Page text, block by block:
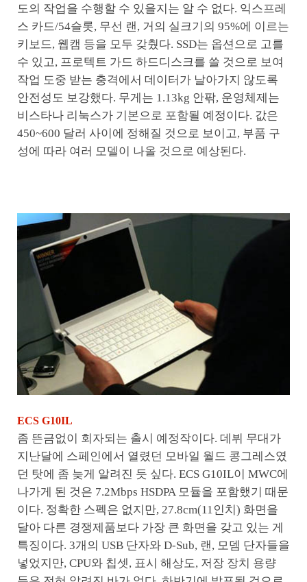
도의 작업을 수행할 수 있을지는 알 수 없다. 익스프레
스 카드/54슬롯, 무선 랜, 거의 실크기의 95%에 이르는
키보드, 웹캠 등을 모두 갖췄다. SSD는 옵션으로 고를
수 있고, 프로텍트 가드 하드디스크를 쓸 것으로 보여
작업 도중 받는 충격에서 데이터가 날아가지 않도록
안전성도 보강했다. 무게는 1.13kg 안팎, 운영체제는
비스타나 리눅스가 기본으로 포함될 예정이다. 값은
450~600 달러 사이에 정해질 것으로 보이고, 부품 구
성에 따라 여러 모델이 나올 것으로 예상된다.
ECS G10IL
좀 뜬금없이 회자되는 출시 예정작이다. 데뷔 무대가
지난달에 스페인에서 열렸던 모바일 월드 콩그레스였
던 탓에 좀 늦게 알려진 듯 싶다. ECS G10IL이 MWC에
나가게 된 것은 7.2Mbps HSDPA 모듈을 포함했기 때문
이다. 정확한 스펙은 없지만, 27.8cm(11인치) 화면을
달아 다른 경쟁제품보다 가장 큰 화면을 갖고 있는 게
특징이다. 3개의 USB 단자와 D-Sub, 랜, 모뎀 단자들을
넣었지만, CPU와 칩셋, 표시 해상도, 저장 장치 용량